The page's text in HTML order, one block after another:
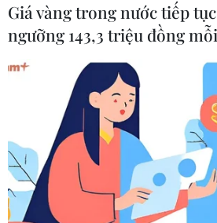
Giá vàng trong nước tiếp
ngưỡng 143,3 triệu đồng